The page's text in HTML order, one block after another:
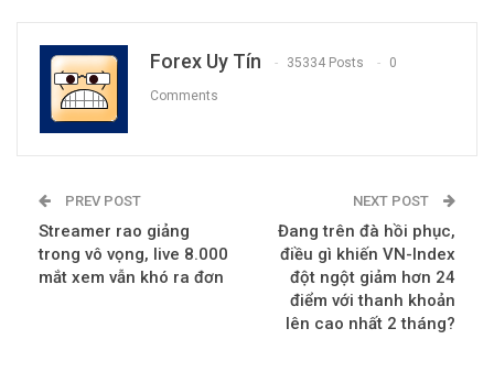
Forex Uy Tín 35334 Posts 0
Comments
PREV POST
Streamer rao giảng
trong vô vọng, live 8.000
mắt xem vẫn khó ra đơn
NEXT POST
Đang trên đà hồi phục,
điều gì khiến VN-Index
đột ngột giảm hơn 24
điểm với thanh khoản
lên cao nhất 2 tháng?